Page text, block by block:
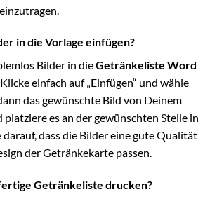
in die Vorlage einfügen?
Bilder in dieGetränkeliste Word
einfach auf „Einfügen“ und wähle
das gewünschte Bild von Deinem
es an der gewünschten Stelle in
darauf, dass die Bilder eine gute Qualität
der Getränkekarte passen.
Getränkeliste drucken?